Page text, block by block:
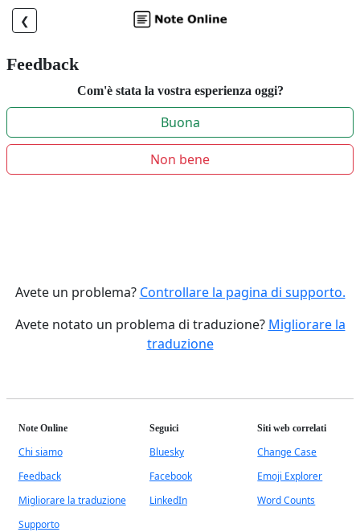
❮
Feedback
Com'è stata la vostra esperienza oggi?
Buona
Non bene
Avete un problema? Controllare la pagina di supporto.
Avete notato un problema di traduzione? Migliorare la
traduzione
Note Online
Chi siamo
Feedback
Migliorare la traduzione
Supporto
Seguici
Bluesky
Facebook
LinkedIn
Siti web correlati
Change Case
Emoji Explorer
Word Counts